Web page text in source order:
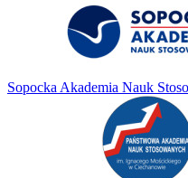
Sopocka Akademia Nauk